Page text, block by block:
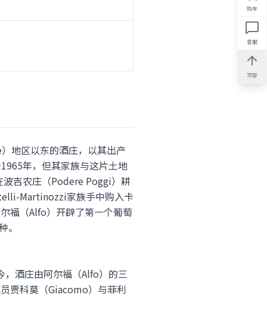
地区以东的酒庄，以其出产
年，但其家族与这片土地
吉农庄（Podere Poggi）耕
Martinozzi家族手中购入卡
福（Alfo）开辟了第一个葡萄
酒庄由阿尔福（Alfo）的三
贾科莫（Giacomo）与菲利
购车
客服
顶部